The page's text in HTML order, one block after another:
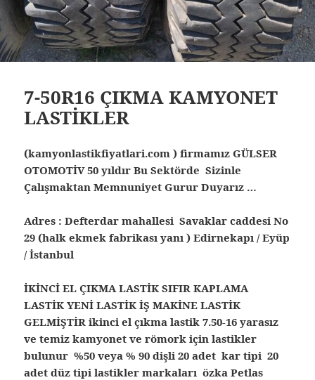
7-50R16 ÇIKMA KAMYONET
LASTİKLER
(kamyonlastikfiyatlari.com ) firmamız GÜLSER
OTOMOTİV 50 yıldır Bu Sektörde Sizinle
Çalışmaktan Memnuniyet Gurur Duyarız …
Adres : Defterdar mahallesi Savaklar caddesi No
29 (halk ekmek fabrikası yanı ) Edirnekapı / Eyüp
/ İstanbul
İKİNCİ EL ÇIKMA LASTİK SIFIR KAPLAMA
LASTİK YENİ LASTİK İŞ MAKİNE LASTİK
GELMİŞTİR ikinci el çıkma lastik7.50-16 yarasız
ve temiz kamyonet ve römork için lastikler
bulunur %50 veya % 90 dişli 20 adet kar tipi 20
adet düz tipi lastikler markaları özka Petlas